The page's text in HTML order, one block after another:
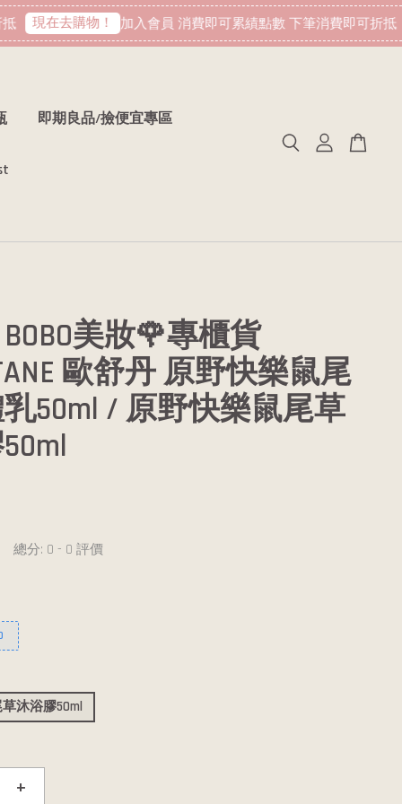
現在去購物！ 加入會員 消費即可累績點數 下筆消費即可折抵
即期良品/撿便宜專區
美妝🌹專櫃貨
歐舒丹 原野快樂鼠尾
50ml / 原野快樂鼠尾草
總分: 0 - 0 評價
沐浴膠50ml
+